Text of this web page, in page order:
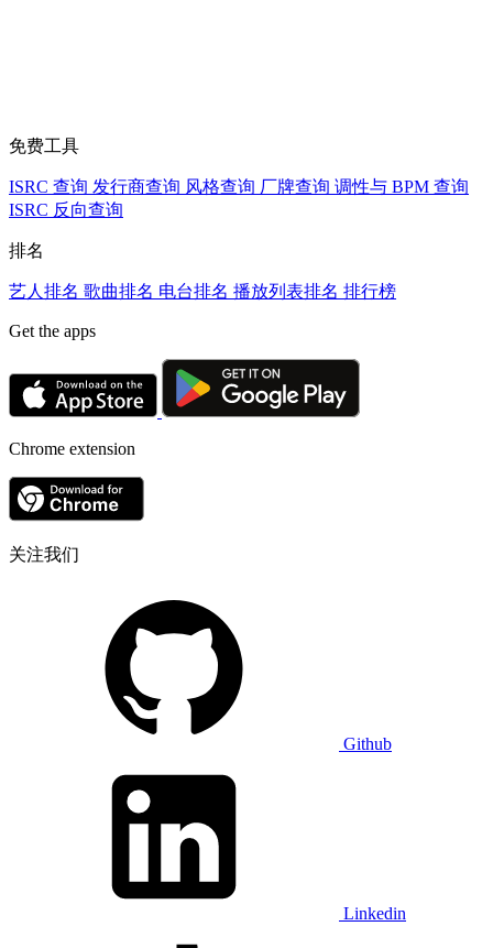
免费工具
ISRC 查询 发行商查询 风格查询 厂牌查询 调性与 BPM 查询
ISRC 反向查询
排名
艺人排名 歌曲排名 电台排名 播放列表排名 排行榜
Get the apps
Chrome extension
关注我们
Github
Linkedin